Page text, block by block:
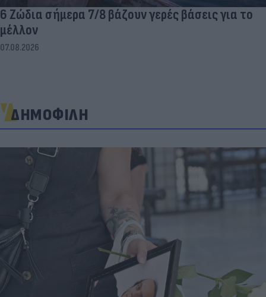
6 Ζώδια σήμερα 7/8 βάζουν γερές βάσεις για το
μέλλον
07.08.2026
ΔΗΜΟΦΙΛΗ